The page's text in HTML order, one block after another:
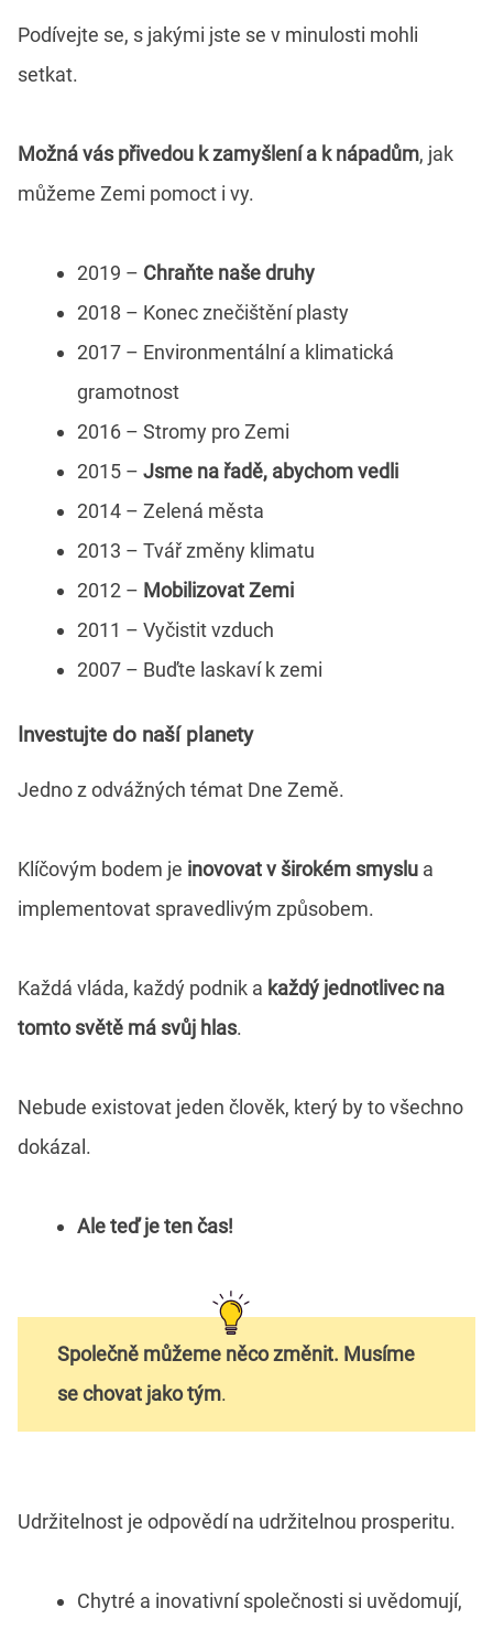
Podívejte se, s jakými jste se v minulosti mohli
setkat.
Možná vás přivedou k zamyšlení a k nápadům, jak
můžeme Zemi pomoct i vy.
2019 – Chraňte naše druhy
2018 – Konec znečištění plasty
2017 – Environmentální a klimatická
gramotnost
2016 – Stromy pro Zemi
2015 – Jsme na řadě, abychom vedli
2014 – Zelená města
2013 – Tvář změny klimatu
2012 – Mobilizovat Zemi
2011 – Vyčistit vzduch
2007 – Buďte laskaví k zemi
Investujte do naší planety
Jedno z odvážných témat Dne Země.
Klíčovým bodem je inovovat v širokém smyslu a
implementovat spravedlivým způsobem.
Každá vláda, každý podnik a každý jednotlivec na
tomto světě má svůj hlas.
Nebude existovat jeden člověk, který by to všechno
dokázal.
Ale teď je ten čas!
Společně můžeme něco změnit. Musíme
se chovat jako tým.
Udržitelnost je odpovědí na udržitelnou prosperitu.
Chytré a inovativní společnosti si uvědomují,